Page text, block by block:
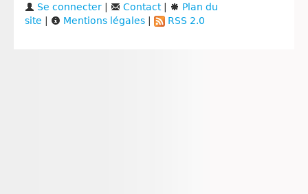
Se connecter | Contact|
Plan du
site | Mentions légales | RSS 2.0